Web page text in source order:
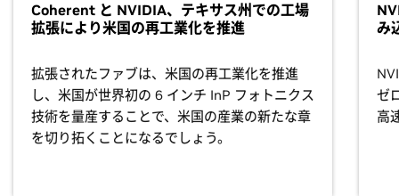
Coherent と NVIDIA、テキサス州での工場
拡張により米国の再工業化を推進
拡張されたファブは、米国の再工業化を推進
し、米国が世界初の 6 インチ InP フォトニクス
技術を量産することで、米国の産業の新たな章
を切り拓くことになるでしょう。
み
ゼ
高